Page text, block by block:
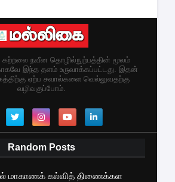
நவீன தொழில்நுற்பத்தின் மூலம்
இந்த தளம் உருவாக்கப்பட்டது. இதன்
ஏற்ப சவால்களை வெல்லுவதற்கு
வழிவகுப்போம்.
Random Posts
மாகாணக் கல்வித் திணைக்கள